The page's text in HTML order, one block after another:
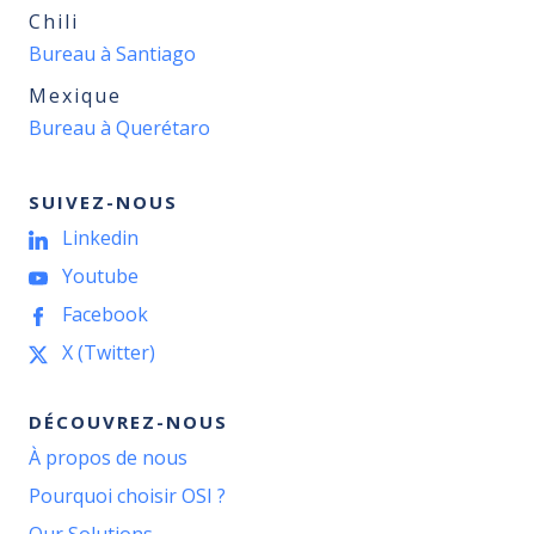
Chili
Bureau à Santiago
Mexique
Bureau à Querétaro
SUIVEZ-NOUS
Linkedin
Youtube
Facebook
X (Twitter)
DÉCOUVREZ-NOUS
À propos de nous
Pourquoi choisir OSI ?